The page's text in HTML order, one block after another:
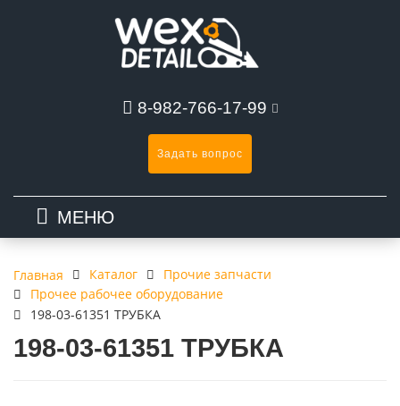
8-982-766-17-99
Задать вопрос
МЕНЮ
Главная Каталог
Прочие запчасти
Прочее рабочее оборудование
198-03-61351 ТРУБКА
198-03-61351 ТРУБКА